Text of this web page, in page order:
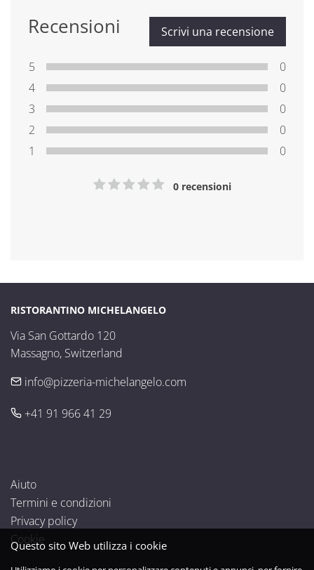
Recensioni Scrivi una recensione
5
0
4
0
3
0
2
0
1
0
0 recensioni
RISTORANTINO MICHELANGELO
Via San Gottardo 120
Massagno, Switzerland
info@pizzeria-michelangelo.com
+41 91 966 41 29
Aiuto
Termini e condizioni
Privacy policy
Cookie
Questo sito Web utilizza i cookie